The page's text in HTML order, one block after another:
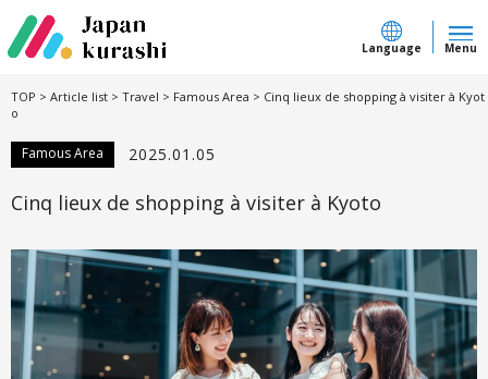
Language Menu
TOP > Article list > Travel > Famous Area > Cinq lieux de shopping à visiter à Kyot
o
Famous Area 2025.01.05
Cinq lieux de shopping à visiter à Kyoto